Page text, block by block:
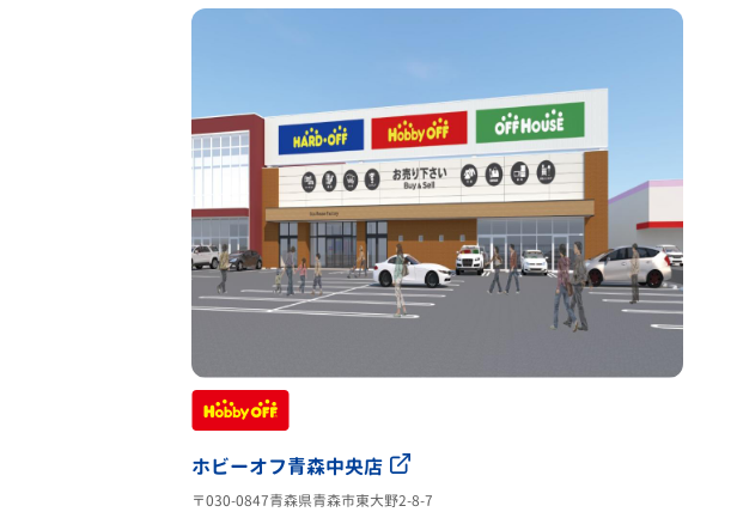
ホビーオフ青森中央店
〒030-0847青森県青森市東大野2-8-7